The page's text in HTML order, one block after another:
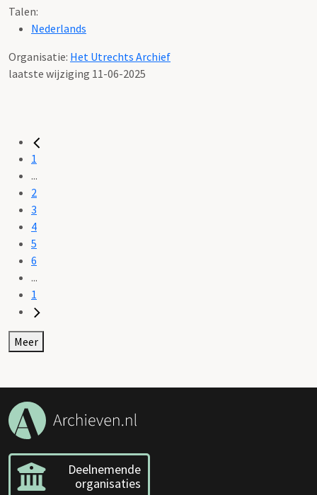
Talen:
Nederlands
Organisatie: Het Utrechts Archief
laatste wijziging 11-06-2025
1
...
2
3
4
5
6
...
1
Meer
Deelnemende
organisaties